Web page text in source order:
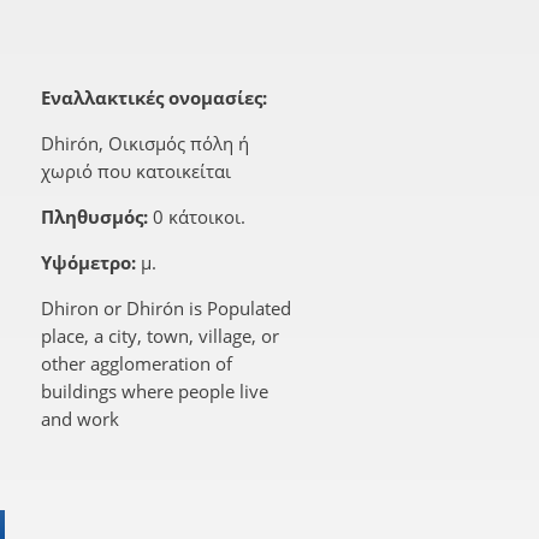
Εναλλακτικές ονομασίες:
Dhirón, Οικισμός πόλη ή
χωριό που κατοικείται
Πληθυσμός: 0 κάτοικοι.
Υψόμετρο: μ.
Dhiron or Dhirón is Populated
place, a city, town, village, or
other agglomeration of
buildings where people live
and work